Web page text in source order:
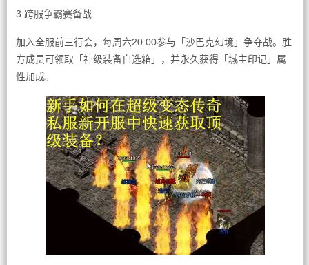
3.跨服争霸赛备战
加入全服前三行会，每周六20:00参与「沙巴克幻境」争夺战。胜
方成员可领取「神级装备自选箱」，并永久获得「城主印记」属
性加成。